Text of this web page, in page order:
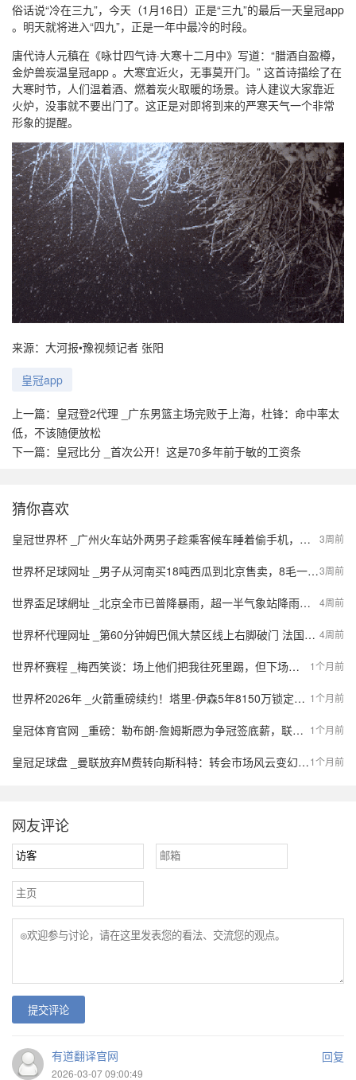
俗话说“冷在三九”，今天（1月16日）正是“三九”的最后一天皇冠app
。明天就将进入“四九”，正是一年中最冷的时段。
唐代诗人元稹在《咏廿四气诗·大寒十二月中》写道：“腊酒自盈樽，
金炉兽炭温皇冠app 。大寒宜近火，无事莫开门。” 这首诗描绘了在
大寒时节，人们温着酒、燃着炭火取暖的场景。诗人建议大家靠近
火炉，没事就不要出门了。这正是对即将到来的严寒天气一个非常
形象的提醒。
来源：大河报•豫视频记者 张阳
皇冠app
上一篇： 皇冠登2代理 _广东男篮主场完败于上海，杜锋：命中率太
低，不该随便放松
下一篇： 皇冠比分 _首次公开！这是70多年前于敏的工资条
猜你喜欢
3周前
皇冠世界杯 _广州火车站外两男子趁乘客候车睡着偷手机，被抓获！现场曝光
3周前
世界杯足球网址 _男子从河南买18吨西瓜到北京售卖，8毛一斤一天半就卖完；当事人：同品质的瓜在北京卖1.5-2元，很多北京市民说瓜甜、吃出了小时候的味道
4周前
世界盃足球網址 _北京全市已普降暴雨，超一半气象站降雨量超50毫米，未来1至2小时雨水仍持续
4周前
世界杯代理网址 _第60分钟姆巴佩大禁区线上右脚破门 法国1-0领先摩洛哥
1个月前
世界杯赛程 _梅西笑谈：场上他们把我往死里踢，但下场后都找我要球衣
1个月前
世界杯2026年 _火箭重磅续约！塔里-伊森5年8150万锁定未来，锋线基石浮现
1个月前
皇冠体育官网 _重磅：勒布朗-詹姆斯愿为争冠签底薪，联盟格局或将被重写！
1个月前
皇冠足球盘 _曼联放弃M费转向斯科特：转会市场风云变幻，英超豪门的引援策略何去何从？
网友评论
提交评论
有道翻译官网 回复
2026-03-07 09:00:49